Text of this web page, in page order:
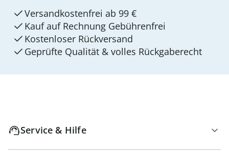
Versandkostenfrei ab 99 €
Kauf auf Rechnung Gebührenfrei
Kostenloser Rückversand
Geprüfte Qualität & volles Rückgaberecht
Service & Hilfe